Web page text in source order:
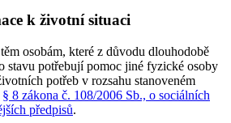
k životní situaci
osobám, které z důvodu dlouhodobě
stavu potřebují pomoc jiné fyzické osoby
potřeb v rozsahu stanoveném
§ 8 zákona č. 108/2006 Sb., o sociálních
předpisů.